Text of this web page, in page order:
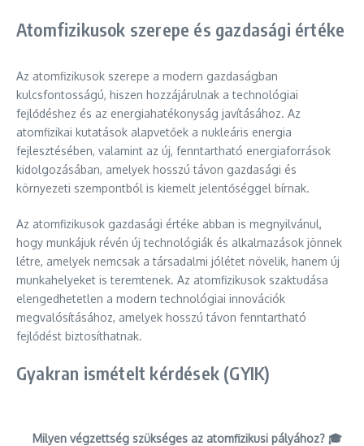
Atomfizikusok szerepe és gazdasági értéke
Az atomfizikusok szerepe a modern gazdaságban
kulcsfontosságú, hiszen hozzájárulnak a technológiai
fejlődéshez és az energiahatékonyság javításához. Az
atomfizikai kutatások alapvetőek a nukleáris energia
fejlesztésében, valamint az új, fenntartható energiaforrások
kidolgozásában, amelyek hosszú távon gazdasági és
környezeti szempontból is kiemelt jelentőséggel bírnak.
Az atomfizikusok gazdasági értéke abban is megnyilvánul,
hogy munkájuk révén új technológiák és alkalmazások jönnek
létre, amelyek nemcsak a társadalmi jólétet növelik, hanem új
munkahelyeket is teremtenek. Az atomfizikusok szaktudása
elengedhetetlen a modern technológiai innovációk
megvalósításához, amelyek hosszú távon fenntartható
fejlődést biztosíthatnak.
Gyakran ismételt kérdések (GYIK)
Milyen végzettség szükséges az atomfizikusi pályához? 🎓